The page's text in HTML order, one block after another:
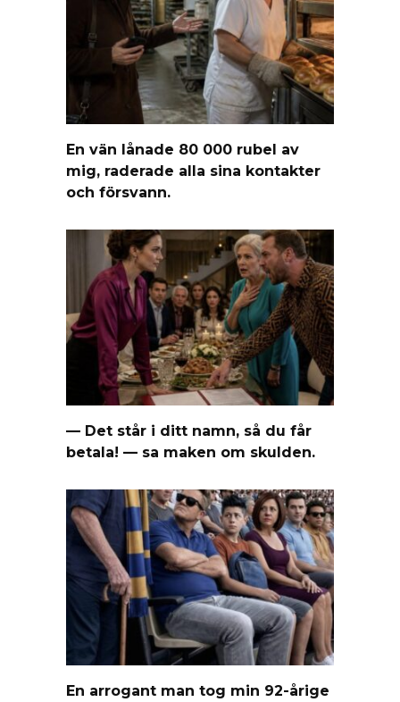
En vän lånade 80 000 rubel av
mig, raderade alla sina kontakter
och försvann.
— Det står i ditt namn, så du får
betala! — sa maken om skulden.
En arrogant man tog min 92-årige